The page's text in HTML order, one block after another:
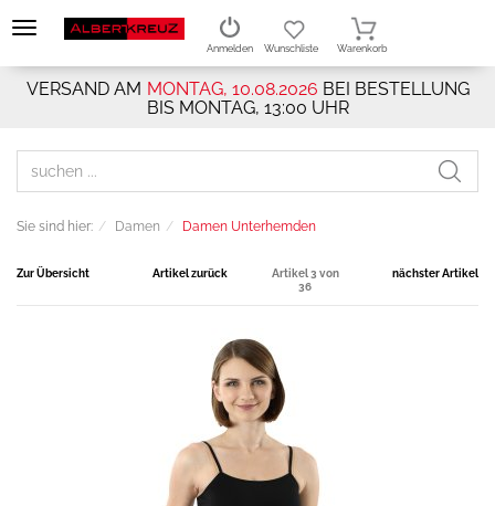
VERSAND AM MONTAG, 10.08.2026 BEI BESTELLUNG
BIS MONTAG, 13:00 UHR
Anmelden Wunschliste Warenkorb
Sie sind hier: Damen Damen Unterhemden
Zur Übersicht Artikel zurück
Artikel 3 von
36
nächster Artikel